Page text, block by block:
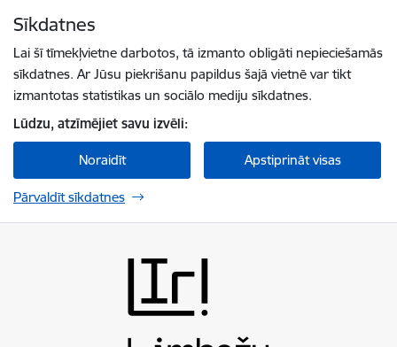
Sīkdatnes
Lai šī tīmekļvietne darbotos, tā izmanto obligāti nepieciešamās
sīkdatnes. Ar Jūsu piekrišanu papildus šajā vietnē var tikt
izmantotas statistikas un sociālo mediju sīkdatnes.
Lūdzu, atzīmējiet savu izvēli:
Noraidīt Apstiprināt visas
Pārvaldīt sīkdatnes